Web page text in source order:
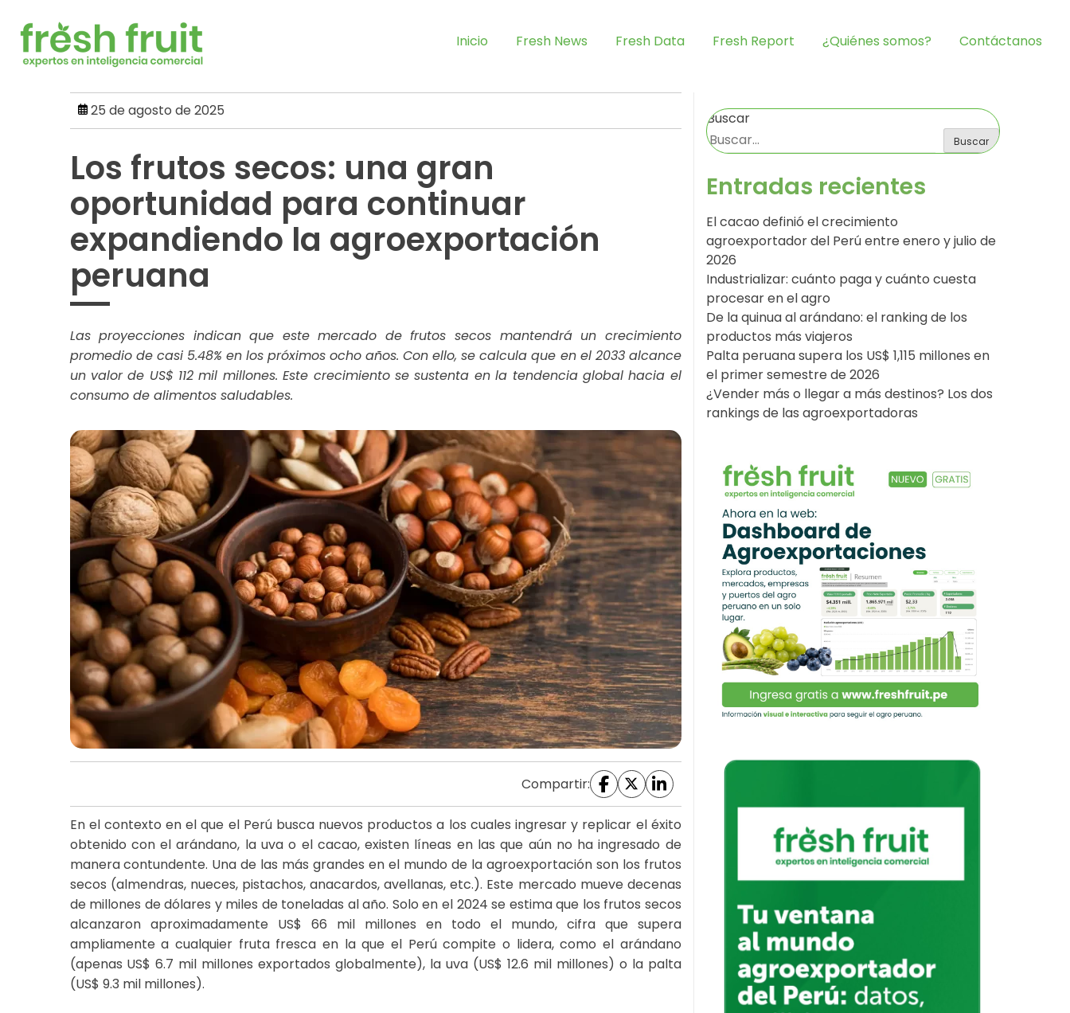
content
Inicio Fresh News Fresh Data Fresh Report ¿Quiénes somos? Contáctanos
25 de agosto de 2025
Los frutos secos: una gran
oportunidad para continuar
expandiendo la agroexportación
peruana
Las proyecciones indican que este mercado de frutos secos mantendrá un crecimiento
promedio de casi 5.48% en los próximos ocho años. Con ello, se calcula que en el 2033 alcance
un valor de US$ 112 mil millones. Este crecimiento se sustenta en la tendencia global hacia el
consumo de alimentos saludables.
Compartir:
En el contexto en el que el Perú busca nuevos productos a los cuales ingresar y replicar el éxito
obtenido con el arándano, la uva o el cacao, existen líneas en las que aún no ha ingresado de
manera contundente. Una de las más grandes en el mundo de la agroexportación son los frutos
secos (almendras, nueces, pistachos, anacardos, avellanas, etc.). Este mercado mueve decenas
de millones de dólares y miles de toneladas al año. Solo en el 2024 se estima que los frutos secos
alcanzaron aproximadamente US$ 66 mil millones en todo el mundo, cifra que supera
ampliamente a cualquier fruta fresca en la que el Perú compite o lidera, como el arándano
(apenas US$ 6.7 mil millones exportados globalmente), la uva (US$ 12.6 mil millones) o la palta
(US$ 9.3 mil millones).
Buscar
Buscar
Entradas recientes
El cacao definió el crecimiento
agroexportador del Perú entre enero y julio de
2026
Industrializar: cuánto paga y cuánto cuesta
procesar en el agro
De la quinua al arándano: el ranking de los
productos más viajeros
Palta peruana supera los US$ 1,115 millones en
el primer semestre de 2026
¿Vender más o llegar a más destinos? Los dos
rankings de las agroexportadoras